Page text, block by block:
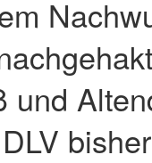
und